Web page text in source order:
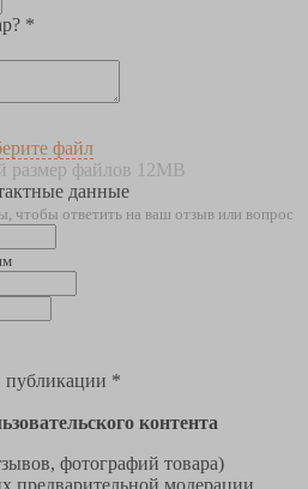
*
файл
файлов 12MB
данные
чтобы ответить на ваш отзыв или вопрос
публикации *
контента
фотографий товара)
предварительной модерации